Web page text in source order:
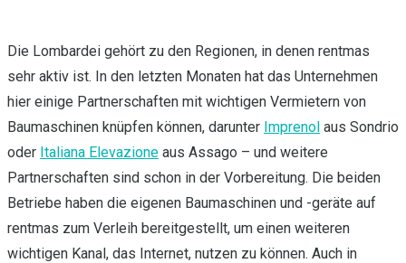
Die Lombardei gehört zu den Regionen, in denen rentmas
sehr aktiv ist. In den letzten Monaten hat das Unternehmen
hier einige Partnerschaften mit wichtigen Vermietern von
Baumaschinen knüpfen können, darunter Imprenol aus Sondrio
oder Italiana Elevazione aus Assago – und weitere
Partnerschaften sind schon in der Vorbereitung. Die beiden
Betriebe haben die eigenen Baumaschinen und -geräte auf
rentmas zum Verleih bereitgestellt, um einen weiteren
wichtigen Kanal, das Internet, nutzen zu können. Auch in